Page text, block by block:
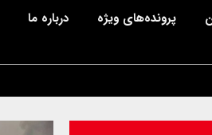
پرونده‌های ویژه درباره ما